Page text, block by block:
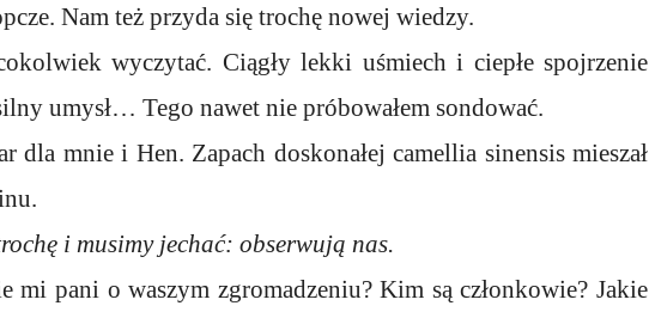
Nam też przyda się trochę nowej wiedzy.
wyczytać. Ciągły lekki uśmiech i ciepłe spojrzenie
umysł… Tego nawet nie próbowałem sondować.
dla mnie i Hen. Zapach doskonałej camellia sinensis mieszał
i musimy jechać: obserwują nas.
mi pani o waszym zgromadzeniu? Kim są członkowie? Jakie